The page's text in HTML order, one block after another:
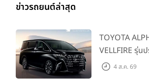
ตะวันออกกลาง ซึ่งส่งผลให้ราคาน้ำมันดิบและ
ตลาดโลกปรับตัวผันผวนอย่างมีนัยสำคัญ กร
พลังงาน ต้นทุนการขนส่ง และความเชื่อมั่นขอ
ภาคส่วน ขณะที่ภาคธุรกิจและกำลังซื้อภายในป
อย่างจำกัดภายใต้ภาวะเศรษฐกิจที่มีความไม่
ข่าวรถยนต์ล่าสุด
TOYOTA
VELLFIRE รุ่น
พร้อมรุ่นย่อยให
4 ส.ค. 69